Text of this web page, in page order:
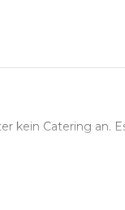
kein Catering an.